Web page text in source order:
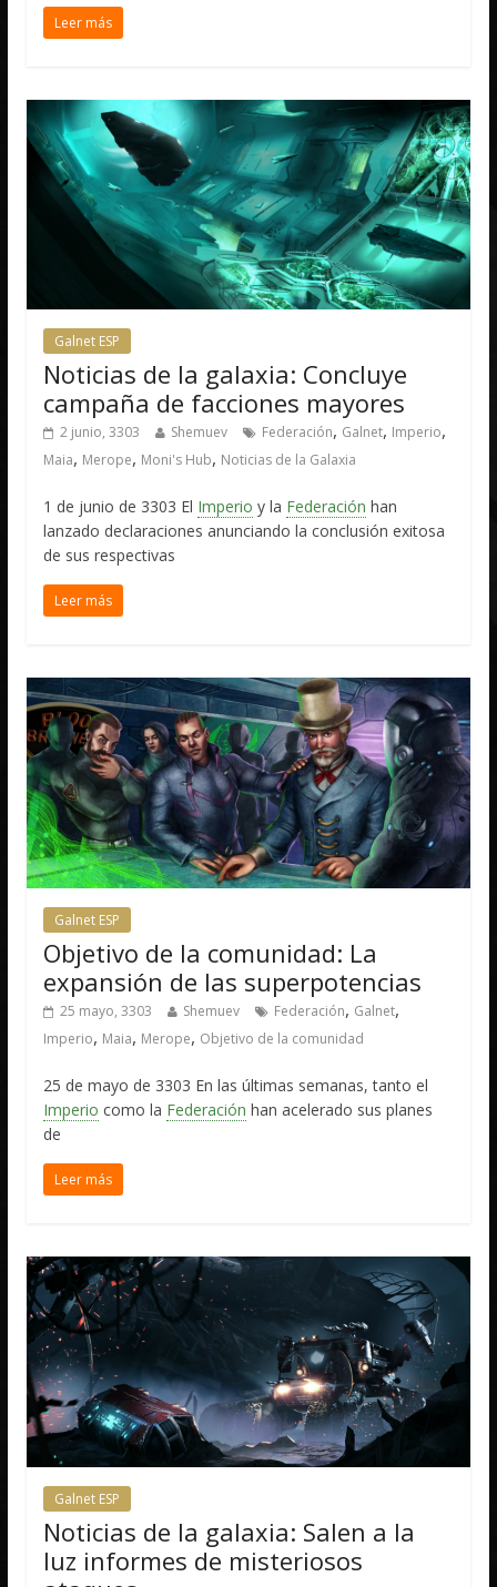
Leer más
Galnet ESP
Noticias de la galaxia: Concluye
campaña de facciones mayores
2 junio, 3303 Shemuev Federación, Galnet, Imperio,
Maia, Merope, Moni's Hub, Noticias de la Galaxia
1 de junio de 3303 El Imperio y la Federación han
lanzado declaraciones anunciando la conclusión exitosa
de sus respectivas
Leer más
Galnet ESP
Objetivo de la comunidad: La
expansión de las superpotencias
25 mayo, 3303 Shemuev Federación, Galnet,
Imperio, Maia, Merope, Objetivo de la comunidad
25 de mayo de 3303 En las últimas semanas, tanto el
Imperio como la Federación han acelerado sus planes
de
Leer más
Galnet ESP
Noticias de la galaxia: Salen a la
luz informes de misteriosos